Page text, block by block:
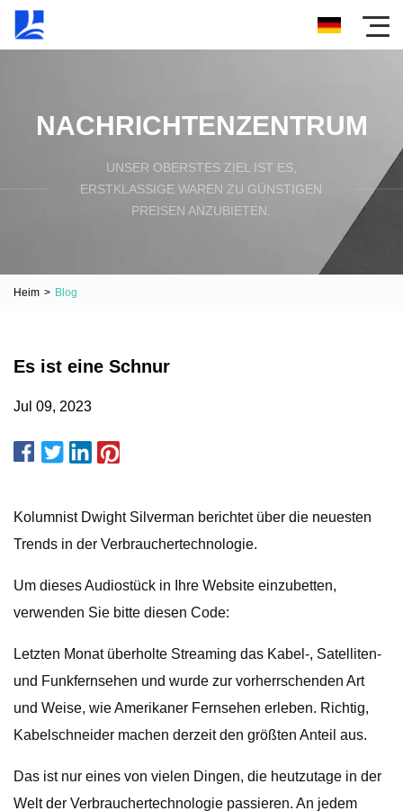
NACHRICHTENZENTRUM
UNSER OBERSTES ZIEL IST ES,
ERSTKLASSIGE WAREN ZU GÜNSTIGEN
PREISEN ANZUBIETEN.
Heim > Blog
Es ist eine Schnur
Jul 09, 2023
Kolumnist Dwight Silverman berichtet über die neuesten
Trends in der Verbrauchertechnologie.
Um dieses Audiostück in Ihre Website einzubetten,
verwenden Sie bitte diesen Code:
Letzten Monat überholte Streaming das Kabel-, Satelliten-
und Funkfernsehen und wurde zur vorherrschenden Art
und Weise, wie Amerikaner Fernsehen erleben. Richtig,
Kabelschneider machen derzeit den größten Anteil aus.
Das ist nur eines von vielen Dingen, die heutzutage in der
Welt der Verbrauchertechnologie passieren. An jedem